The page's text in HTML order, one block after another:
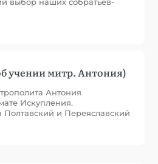
учении митр. Антония)
Антония
Искупления.
и Переяславский